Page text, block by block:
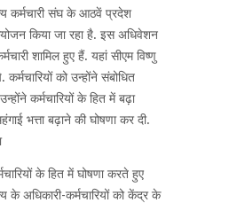
कर्मचारी संघ के आठवें प्रदेश
किया जा रहा है. इस अधिवेशन
शामिल हुए हैं. यहां सीएम विष्णु
को उन्होंने संबोधित
कर्मचारियों के हित में बढ़ा
भत्ता बढ़ाने की घोषणा कर दी.
के हित में घोषणा करते हुए
के अधिकारी-कर्मचारियों को केंद्र के